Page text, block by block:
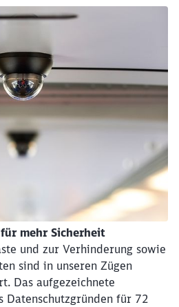
mehr Sicherheit
und zur Verhinderung sowie
sind in unseren Zügen
Das aufgezeichnete
für 72